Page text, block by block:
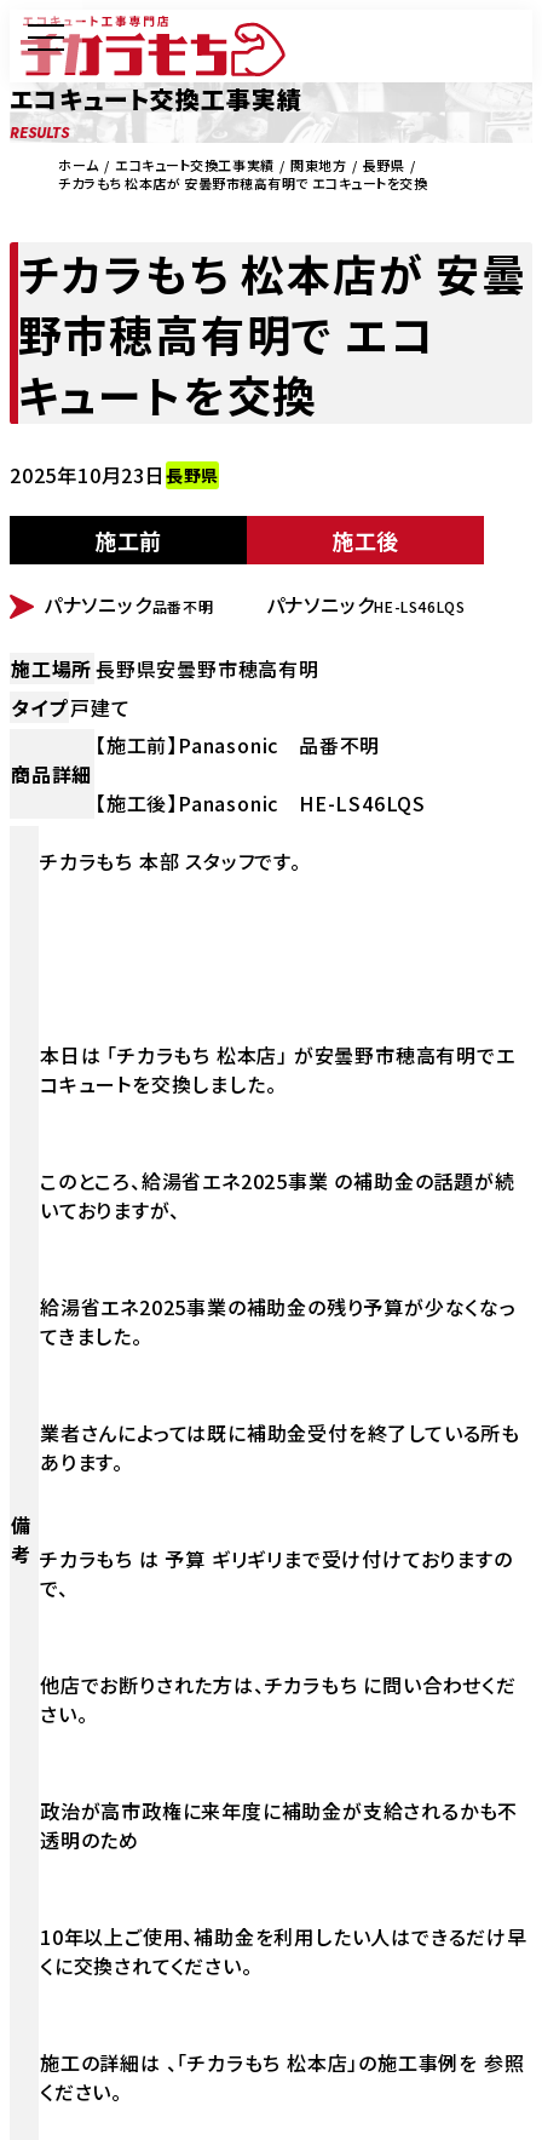
エコキュート交換工事実績
RESULTS
ホーム エコキュート交換工事実績 関東地方
長野県
チカラもち 松本店が 安曇野市穂高有明で エコキュートを交換
チカラもち 松本店が 安曇
野市穂高有明で エコ
キュートを交換
2025年10月23日 長野県
施工前
BEFORE
パナソニック品番不明
施工後
AFTER
パナソニックHE-LS46LQS
施工場所長野県安曇野市穂高有明
タイプ戸建て
商品詳細
【施工前】Panasonic 品番不明
【施工後】Panasonic HE-LS46LQS
備
考
チカラもち 本部 スタッフです。
本日は 「チカラもち 松本店」 が安曇野市穂高有明でエ
コキュートを交換しました。
このところ、給湯省エネ2025事業 の補助金の話題が続
いておりますが、
給湯省エネ2025事業の補助金の残り予算が少なくなっ
てきました。
業者さんによっては既に補助金受付を終了している所も
あります。
チカラもち は 予算 ギリギリまで受け付けておりますの
で、
他店でお断りされた方は、チカラもち に問い合わせくだ
さい。
政治が高市政権に来年度に補助金が支給されるかも不
透明のため
10年以上ご使用、補助金を利用したい人はできるだけ早
くに交換されてください。
施工の詳細は 、「チカラもち 松本店」の施工事例を 参照
ください。